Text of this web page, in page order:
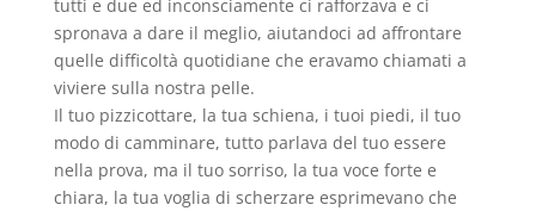
tutti e due ed inconsciamente ci rafforzava e ci
spronava a dare il meglio, aiutandoci ad affrontare
quelle difficoltà quotidiane che eravamo chiamati a
viviere sulla nostra pelle.
Il tuo pizzicottare, la tua schiena, i tuoi piedi, il tuo
modo di camminare, tutto parlava del tuo essere
nella prova, ma il tuo sorriso, la tua voce forte e
chiara, la tua voglia di scherzare esprimevano che